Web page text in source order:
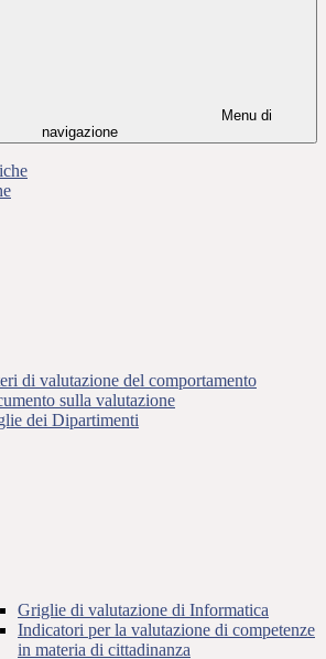
Menu di
navigazione
di valutazione del comportamento
sulla valutazione
dei Dipartimenti
Griglie di valutazione di Informatica
Indicatori per la valutazione di competenze
in materia di cittadinanza